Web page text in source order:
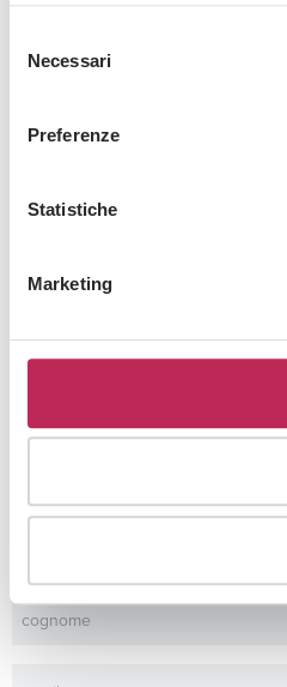
delNecessari
Preferenze
Statistiche
Marketing